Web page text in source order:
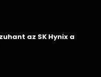
az SK Hynix a